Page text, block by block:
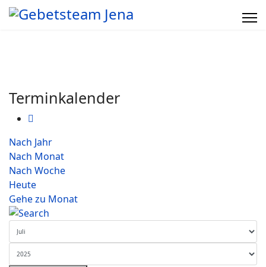
Terminkalender
Nach Jahr
Nach Monat
Nach Woche
Heute
Gehe zu Monat